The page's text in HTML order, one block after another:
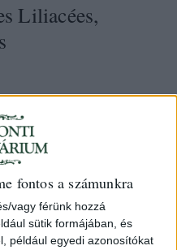
fontos a számunkra
vagy férünk hozzá
sütik formájában, és
például egyedi azonosítókat
Liliacées,
,Grafika